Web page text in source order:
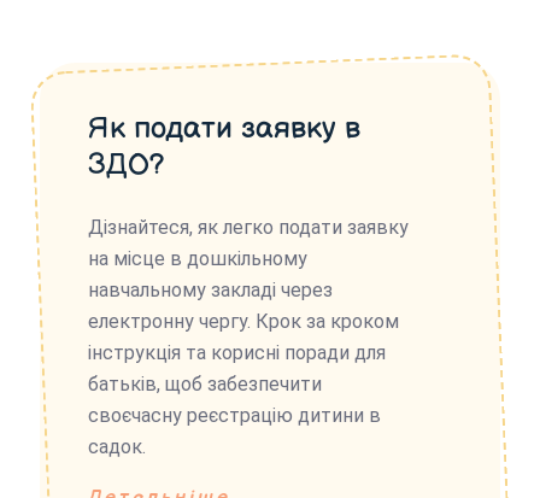
Як подати заявку в
ЗДО?
Дізнайтеся, як легко подати заявку
на місце в дошкільному
навчальному закладі через
електронну чергу. Крок за кроком
інструкція та корисні поради для
батьків, щоб забезпечити
своєчасну реєстрацію дитини в
садок.